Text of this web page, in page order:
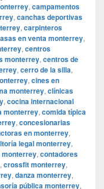
, campamentos
, canchas deportivas
, carpinteros
en venta monterrey,
, centros
monterrey, centros de
, cerro de la silla,
, cines en
monterrey, clínicas
, cocina internacional
monterrey, comida típica
, concesionarias
en monterrey,
legal monterrey,
monterrey, contadores
, crossfit monterrey,
, danza monterrey,
pública monterrey,